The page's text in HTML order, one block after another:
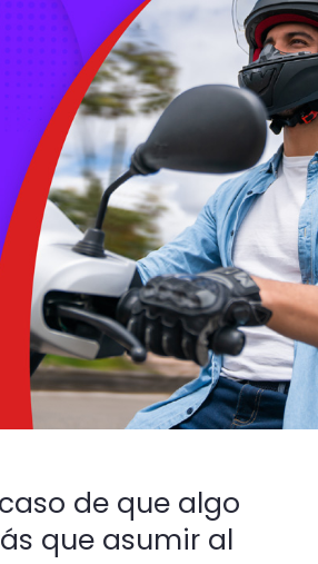
de que algo
que asumir al